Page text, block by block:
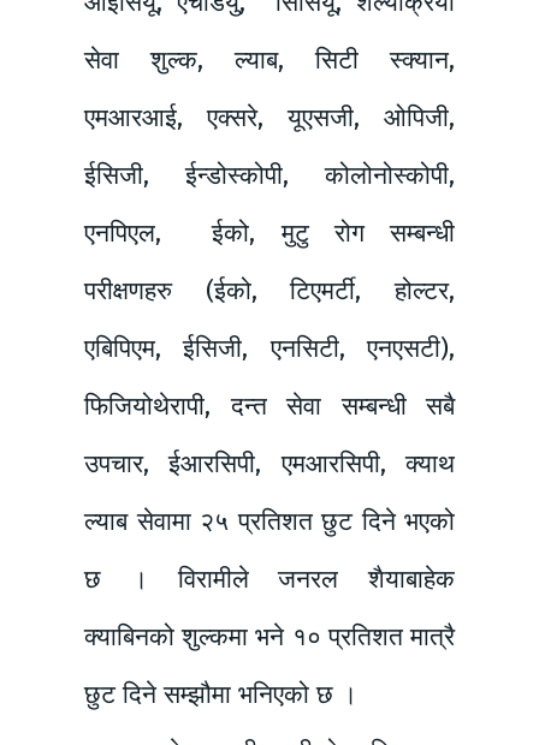
सेवा शुल्क, ल्याब, सिटी स्क्यान,
एमआरआई, एक्सरे, यूएसजी, ओपिजी,
ईसिजी, ईन्डोस्कोपी, कोलोनोस्कोपी,
एनपिएल, ईको, मुटु रोग सम्बन्धी
परीक्षणहरु (ईको, टिएमर्टी, होल्टर,
एबिपिएम, ईसिजी, एनसिटी, एनएसटी),
फिजियोथेरापी, दन्त सेवा सम्बन्धी सबै
उपचार, ईआरसिपी, एमआरसिपी, क्याथ
ल्याब सेवामा २५ प्रतिशत छुट दिने भएको
छ । विरामीले जनरल शैयाबाहेक
क्याबिनको शुल्कमा भने १० प्रतिशत मात्रै
छुट दिने सम्झौमा भनिएको छ ।